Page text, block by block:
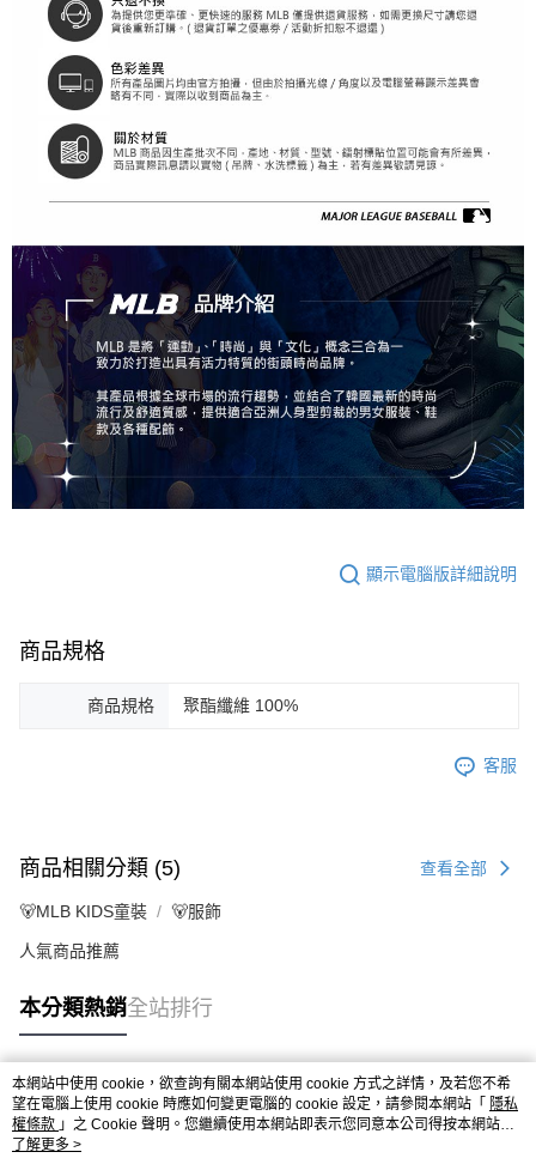
顯示電腦版詳細說明
商品規格
商品規格 聚酯纖維 100%
客服
商品相關分類 (5) 查看全部
🐻MLB KIDS童裝 🐻服飾
人氣商品推薦
本分類熱銷全站排行
熱門標籤
本網站中使用 cookie，欲查詢有關本網站使用 cookie 方式之詳情，及若您不希
望在電腦上使用 cookie 時應如何變更電腦的 cookie 設定，請參閱本網站「 隱私
權條款 」之 Cookie 聲明。您繼續使用本網站即表示您同意本公司得按本網站使
用條款之 Cookie 聲明使用 cookie。
了解更多 >